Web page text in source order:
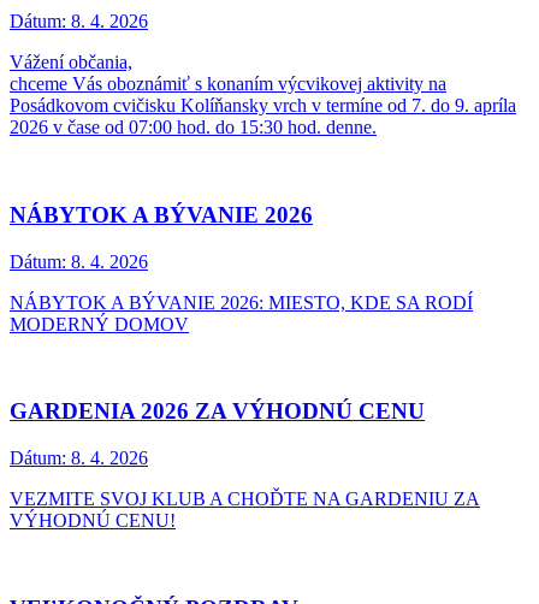
Dátum: 8. 4. 2026
Vážení občania,
chceme Vás oboznámiť s konaním výcvikovej aktivity na
Posádkovom cvičisku Kolíňansky vrch v termíne od 7. do 9. apríla
2026 v čase od 07:00 hod. do 15:30 hod. denne.
NÁBYTOK A BÝVANIE 2026
Dátum: 8. 4. 2026
NÁBYTOK A BÝVANIE 2026: MIESTO, KDE SA RODÍ
MODERNÝ DOMOV
GARDENIA 2026 ZA VÝHODNÚ CENU
Dátum: 8. 4. 2026
VEZMITE SVOJ KLUB A CHOĎTE NA GARDENIU ZA
VÝHODNÚ CENU!